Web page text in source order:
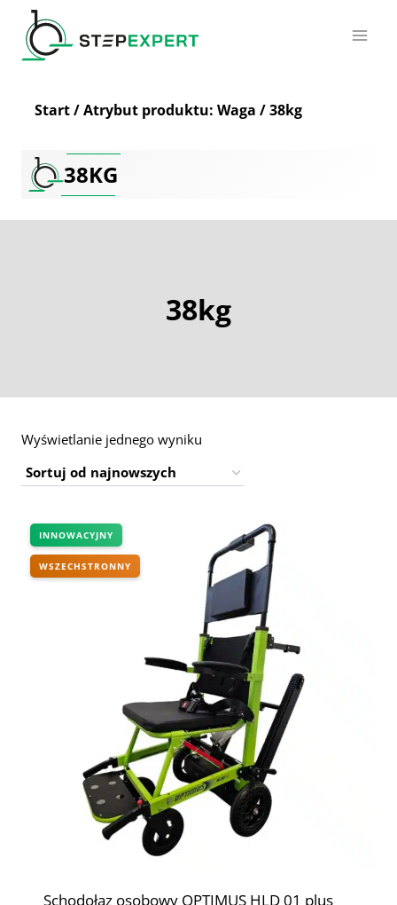
Przejdź
treści
Start/Atrybut produktu: Waga /38kg
38KG
38kg
Wyświetlanie jednego wyniku
INNOWACYJNY
WSZECHSTRONNY
Schodołaz osobowy OPTIMUS HLD 01 plus